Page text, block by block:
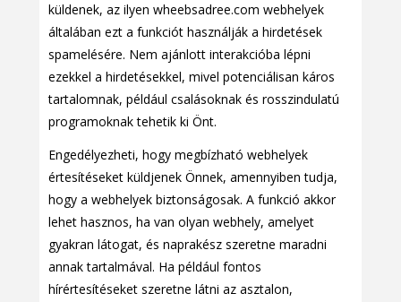
küldenek, az ilyen wheebsadree.com webhelyek
általában ezt a funkciót használják a hirdetések
spamelésére. Nem ajánlott interakcióba lépni
ezekkel a hirdetésekkel, mivel potenciálisan káros
tartalomnak, például csalásoknak és rosszindulatú
programoknak tehetik ki Önt.
Engedélyezheti, hogy megbízható webhelyek
értesítéseket küldjenek Önnek, amennyiben tudja,
hogy a webhelyek biztonságosak. A funkció akkor
lehet hasznos, ha van olyan webhely, amelyet
gyakran látogat, és naprakész szeretne maradni
annak tartalmával. Ha például fontos
hírértesítéseket szeretne látni az asztalon,